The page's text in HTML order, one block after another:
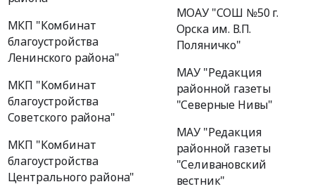
МКП "Комбинат
благоустройства
Ленинского района"
МКП "Комбинат
благоустройства
Советского района"
МКП "Комбинат
благоустройства
Центрального района"
МОАУ "СОШ №50 г.
Орска им. В.П.
Поляничко"
МАУ "Редакция
районной газеты
"Северные Нивы"
МАУ "Редакция
районной газеты
"Селивановский
вестник"